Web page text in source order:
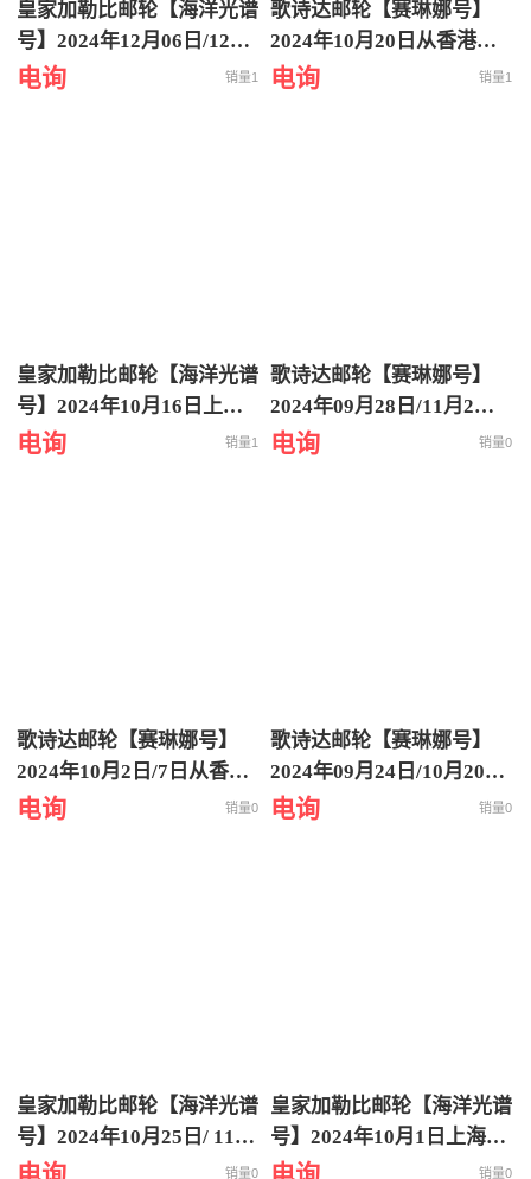
皇家加勒比邮轮【海洋光谱
号】2024年12月06日/12月
15日从香港出发到日本冲
电询 销量1
歌诗达邮轮【赛琳娜号】
2024年10月20日从香港出
发到日本八重山诸岛 5天4
电询 销量1
皇家加勒比邮轮【海洋光谱
号】2024年10月16日上海
出发到韩国济州日本福冈 5
电询 销量1
歌诗达邮轮【赛琳娜号】
2024年09月28日/11月2日
从香港出发到越南下龙湾5
电询 销量0
歌诗达邮轮【赛琳娜号】
2024年10月2日/7日从香港
出发到日本冲绳八重山诸岛
电询 销量0
歌诗达邮轮【赛琳娜号】
2024年09月24日/10月20日
从香港出发到越南岘港5天
电询 销量0
皇家加勒比邮轮【海洋光谱
号】2024年10月25日/ 11月
09日/11月27日上海出发到
销量0
皇家加勒比邮轮【海洋光谱
号】2024年10月1日上海
出-福冈-长崎-熊本-上海6晚
销量0